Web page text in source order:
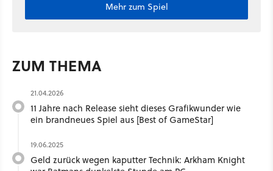
Mehr zum Spiel
ZUM THEMA
21.04.2026
11 Jahre nach Release sieht dieses Grafikwunder wie
ein brandneues Spiel aus [Best of GameStar]
19.06.2025
Geld zurück wegen kaputter Technik: Arkham Knight